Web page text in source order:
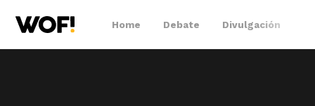
Home Debate Divulgación